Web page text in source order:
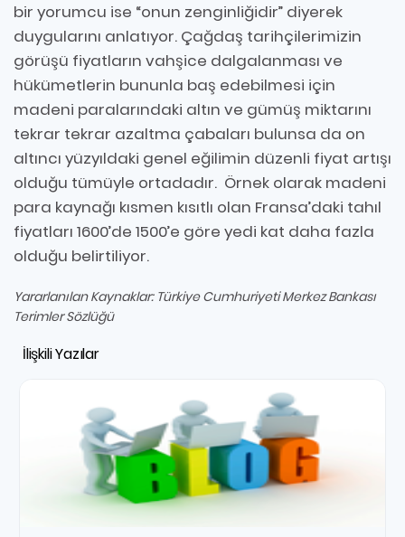
bir yorumcu ise “onun zenginliğidir” diyerek
duygularını anlatıyor. Çağdaş tarihçilerimizin
görüşü fiyatların vahşice dalgalanması ve
hükümetlerin bununla baş edebilmesi için
madeni paralarındaki altın ve gümüş miktarını
tekrar tekrar azaltma çabaları bulunsa da on
altıncı yüzyıldaki genel eğilimin düzenli fiyat artışı
olduğu tümüyle ortadadır. Örnek olarak madeni
para kaynağı kısmen kısıtlı olan Fransa’daki tahıl
fiyatları 1600’de 1500’e göre yedi kat daha fazla
olduğu belirtiliyor.
Yararlanılan Kaynaklar: Türkiye Cumhuriyeti Merkez Bankası
Terimler Sözlüğü
İlişkili Yazılar